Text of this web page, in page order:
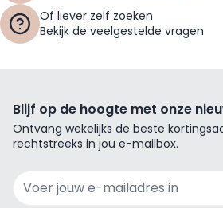
Of liever zelf zoeken
Bekijk de veelgestelde vragen
Blijf op de hoogte met onze
Ontvang wekelijks de beste
rechtstreeks in jou e-mailbox.